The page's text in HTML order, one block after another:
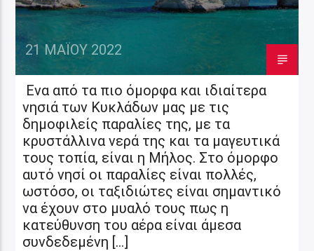
21 ΜΑΪ́ΟΥ 2022
Ενα από τα πιο όμορφα και ιδιαίτερα
νησιά των Κυκλάδων μας με τις
δημοφιλείς παραλίες της, με τα
κρυστάλλινα νερά της και τα μαγευτικά
τους τοπία, είναι η Μήλος. Στο όμορφο
αυτό νησί οι παραλίες είναι πολλές,
ωστόσο, οι ταξιδιώτες είναι σημαντικό
να έχουν στο μυαλό τους πως η
κατεύθυνση του αέρα είναι άμεσα
συνδεδεμένη […]